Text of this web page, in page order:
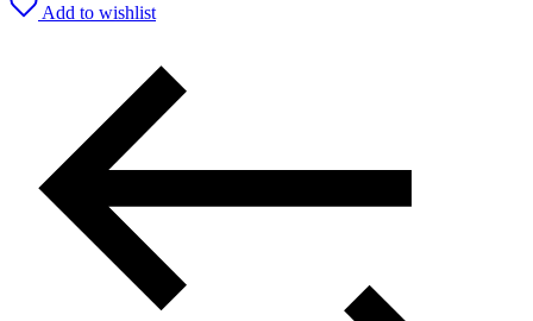
Add to wishlist